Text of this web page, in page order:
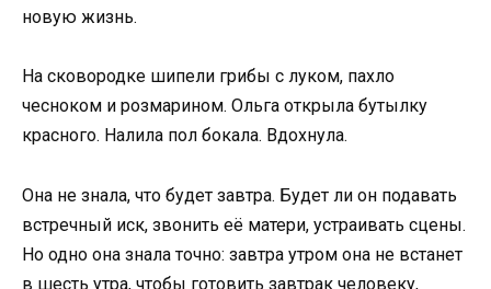
новую жизнь.
На сковородке шипели грибы с луком, пахло
чесноком и розмарином. Ольга открыла бутылку
красного. Налила пол бокала. Вдохнула.
Она не знала, что будет завтра. Будет ли он подавать
встречный иск, звонить её матери, устраивать сцены.
Но одно она знала точно: завтра утром она не встанет
в шесть утра, чтобы готовить завтрак человеку,